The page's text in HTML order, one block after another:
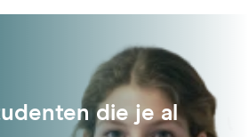
die je al